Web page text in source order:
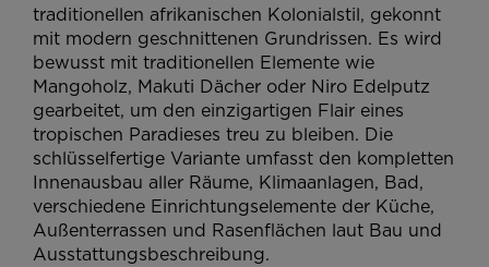
traditionellen afrikanischen Kolonialstil, gekonnt
mit modern geschnittenen Grundrissen. Es wird
bewusst mit traditionellen Elemente wie
Mangoholz, Makuti Dächer oder Niro Edelputz
gearbeitet, um den einzigartigen Flair eines
tropischen Paradieses treu zu bleiben. Die
schlüsselfertige Variante umfasst den kompletten
Innenausbau aller Räume, Klimaanlagen, Bad,
verschiedene Einrichtungselemente der Küche,
Außenterrassen und Rasenflächen laut Bau und
Ausstattungsbeschreibung.